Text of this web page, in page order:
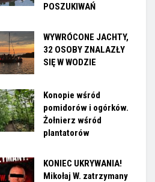
POSZUKIWAŃ
WYWRÓCONE JACHTY,
32 OSOBY ZNALAZŁY
SIĘ W WODZIE
Konopie wśród
pomidorów i ogórków.
Żołnierz wśród
plantatorów
KONIEC UKRYWANIA!
Mikołaj W. zatrzymany